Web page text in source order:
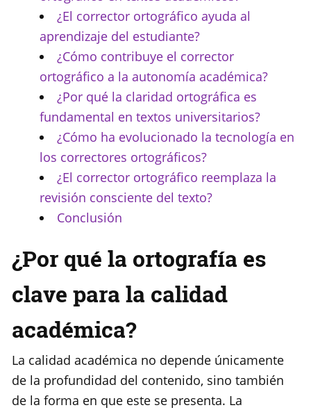
¿El corrector ortográfico ayuda al
aprendizaje del estudiante?
¿Cómo contribuye el corrector
ortográfico a la autonomía académica?
¿Por qué la claridad ortográfica es
fundamental en textos universitarios?
¿Cómo ha evolucionado la tecnología en
los correctores ortográficos?
¿El corrector ortográfico reemplaza la
revisión consciente del texto?
Conclusión
¿Por qué la ortografía es
clave para la calidad
académica?
La calidad académica no depende únicamente
de la profundidad del contenido, sino también
de la forma en que este se presenta. La